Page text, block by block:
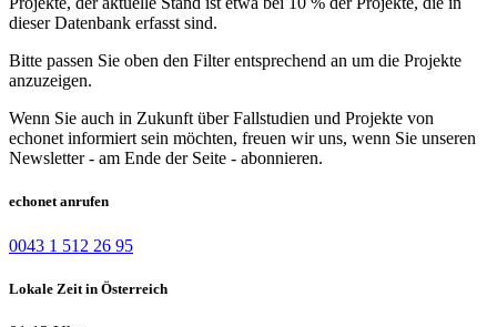
dieser Datenbank erfasst sind.
Bitte passen Sie oben den Filter entsprechend an um die Projekte
anzuzeigen.
Wenn Sie auch in Zukunft über Fallstudien und Projekte von
echonet informiert sein möchten, freuen wir uns, wenn Sie unseren
Newsletter - am Ende der Seite - abonnieren.
echonet anrufen
0043 1 512 26 95
Lokale Zeit in Österreich